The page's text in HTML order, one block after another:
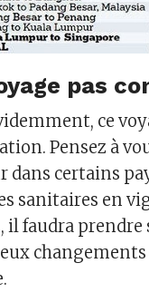
pas
ce
Pensez à
dans certains
sanitaires en
il faudra prendre